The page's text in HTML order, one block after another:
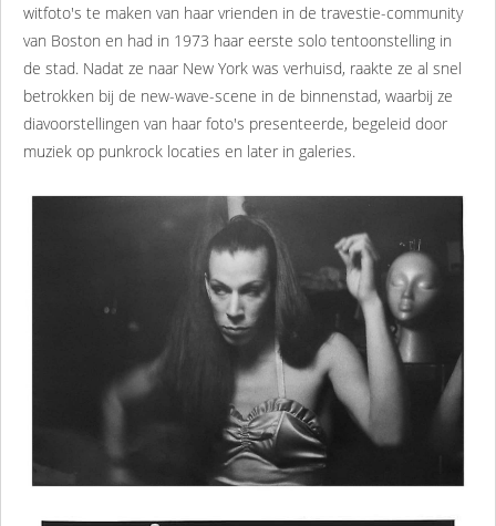
witfoto's te maken van haar vrienden in de travestie-community
van Boston en had in 1973 haar eerste solo tentoonstelling in
de stad. Nadat ze naar New York was verhuisd, raakte ze al snel
betrokken bij de new-wave-scene in de binnenstad, waarbij ze
diavoorstellingen van haar foto's presenteerde, begeleid door
muziek op punkrock locaties en later in galeries.